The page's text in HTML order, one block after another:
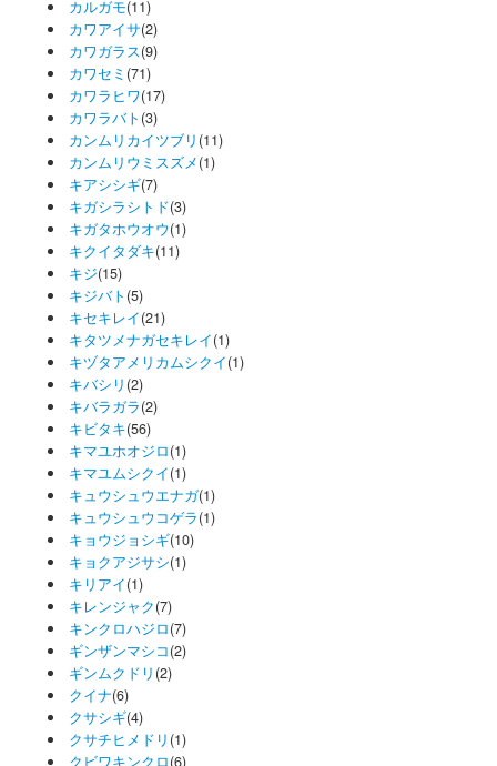
カルガモ(11)
カワアイサ(2)
カワガラス(9)
カワセミ (71)
カワラヒワ(17)
カワラバト (3)
カンムリカイツブリ (11)
カンムリウミスズメ(1)
キアシシギ(7)
キガシラシトド(3)
キガタホウオウ(1)
キクイタダキ(11)
キジ(15)
キジバト (5)
キセキレイ(21)
キタツメナガセキレイ(1)
キヅタアメリカムシクイ(1)
キバシリ (2)
キバラガラ(2)
キビタキ(56)
キマユホオジロ(1)
キマユムシクイ(1)
キュウシュウエナガ(1)
キュウシュウコゲラ(1)
キョウジョシギ(10)
キョクアジサシ(1)
キリアイ(1)
キレンジャク(7)
キンクロハジロ(7)
ギンザンマシコ(2)
ギンムクドリ (2)
クイナ(6)
クサシギ(4)
クサチヒメドリ (1)
クビワキンクロ(6)